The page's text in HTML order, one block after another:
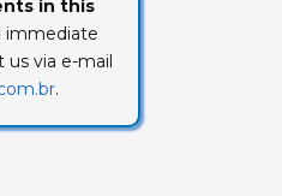
in this
immediate
us via e-mail
.